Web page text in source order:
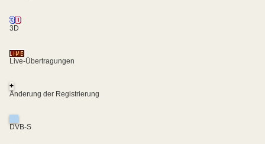
3D
Live-Übertragungen
+
Änderung der Registrierung
DVB-S